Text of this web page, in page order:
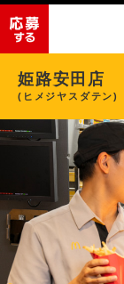
姫路安田店
(ヒメジヤスダテン)